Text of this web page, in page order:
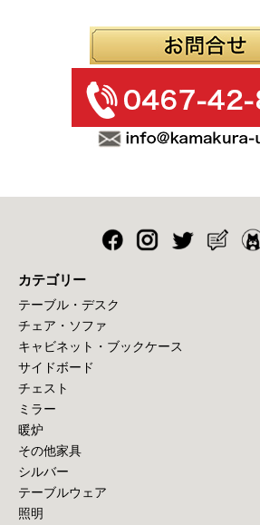
カテゴリー
テーブル・デスク
チェア・ソファ
キャビネット・ブックケース
サイドボード
チェスト
ミラー
暖炉
その他家具
シルバー
テーブルウェア
照明